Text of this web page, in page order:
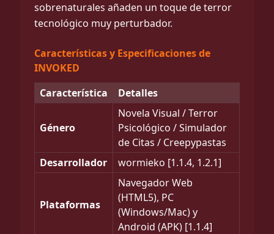
sobrenaturales añaden un toque de terror
tecnológico muy perturbador.
Características y Especificaciones de
INVOKED
Característica
Detalles
Género
Novela Visual / Terror
Psicológico / Simulador
de Citas / Creepypastas
Desarrollador
wormieko [1.1.4, 1.2.1]
Plataformas
Navegador Web
(HTML5), PC
(Windows/Mac) y
Android (APK) [1.1.4]